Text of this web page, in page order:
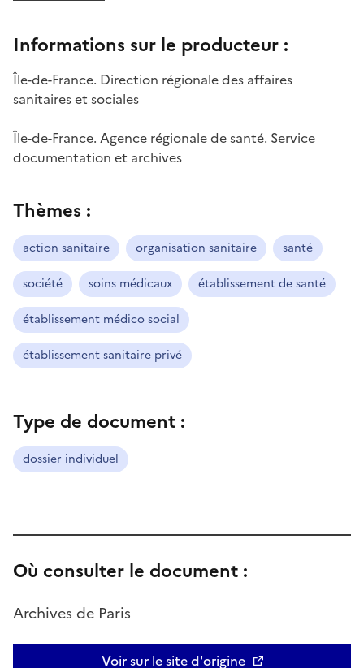
Informations sur le producteur :
Île-de-France. Direction régionale des affaires
sanitaires et sociales
Île-de-France. Agence régionale de santé. Service
documentation et archives
Thèmes :
action sanitaire organisation sanitaire santé
société soins médicaux établissement de santé
établissement médico social
établissement sanitaire privé
Type de document :
dossier individuel
Où consulter le document :
Archives de Paris
Voir sur le site d'origine